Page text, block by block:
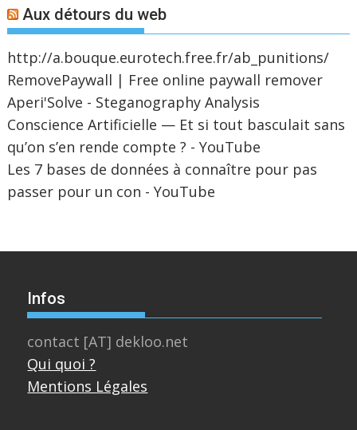
Aux détours du web
http://a.bouque.eurotech.free.fr/ab_punitions/
RemovePaywall | Free online paywall remover
Aperi'Solve - Steganography Analysis
Conscience Artificielle — Et si tout basculait sans
qu’on s’en rende compte ? - YouTube
Les 7 bases de données à connaître pour pas
passer pour un con - YouTube
Infos
contact [AT] dekloo.net
Qui quoi ?
Mentions Légales